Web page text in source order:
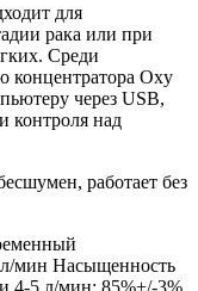
для
рака или при
Среди
концентратора Oxy
через USB,
контроля над
работает без
л/мин Насыщенность
4-5 л/мин: 85%+/-3%